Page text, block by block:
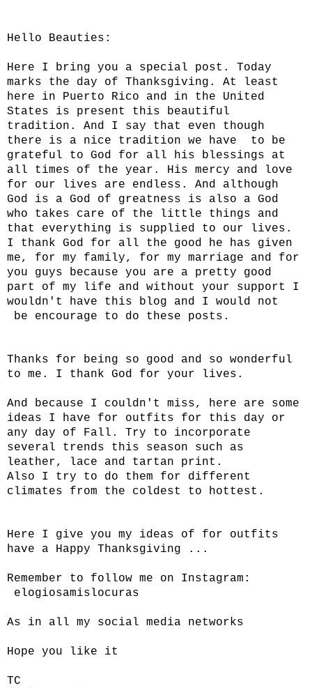
Hello Beauties:
Here I bring you a special post. Today
marks the day of Thanksgiving. At least
here in Puerto Rico and in the United
States is present this beautiful
tradition. And I say that even though
there is a nice tradition we have to be
grateful to God for all his blessings at
all times of the year. His mercy and love
for our lives are endless. And although
God is a God of greatness is also a God
who takes care of the little things and
that everything is supplied to our lives.
I thank God for all the good he has given
me, for my family, for my marriage and for
you guys because you are a pretty good
part of my life and without your support I
wouldn't have this blog and I would not
be encourage to do these posts.
Thanks for being so good and so wonderful
to me. I thank God for your lives.
And because I couldn't miss, here are some
ideas I have for outfits for this day or
any day of Fall. Try to incorporate
several trends this season such as
leather, lace and tartan print.
Also I try to do them for different
climates from the coldest to hottest.
Here I give you my ideas of for outfits
have a Happy Thanksgiving ...
Remember to follow me on Instagram:
elogiosamislocuras
As in all my social media networks
Hope you like it
TC